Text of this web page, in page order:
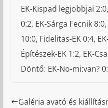
EK-Kispad legjobbjai
0:2, EK-Sárga Fecnik
10:0, Fidelitas-EK 0:4,
Építészek-EK 1:2, EK-
Döntő: EK-No-mi:van?
Galéria avató és